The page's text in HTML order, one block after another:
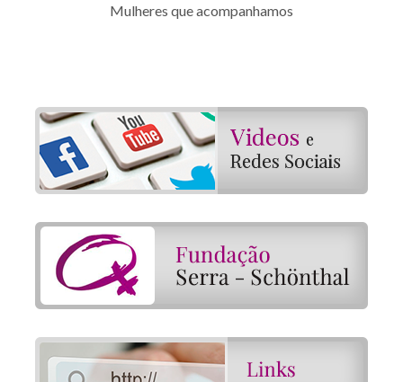
Mulheres que acompanhamos